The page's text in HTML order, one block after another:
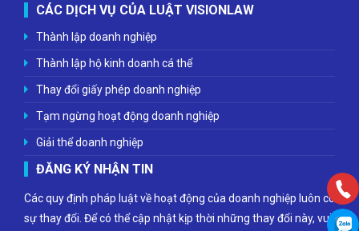
CÁC DỊCH VỤ CỦA LUẬT VISIONLAW
Thành lập doanh nghiệp
Thành lập hộ kinh doanh cá thể
Thay đổi giấy phép doanh nghiệp
Tạm ngừng hoạt động doanh nghiệp
Giải thể doanh nghiệp
ĐĂNG KÝ NHẬN TIN
Các quy định pháp luật về hoạt động của doanh nghiệp luôn có
sự thay đổi. Để có thể cập nhật kịp thời những thay đổi này, vui